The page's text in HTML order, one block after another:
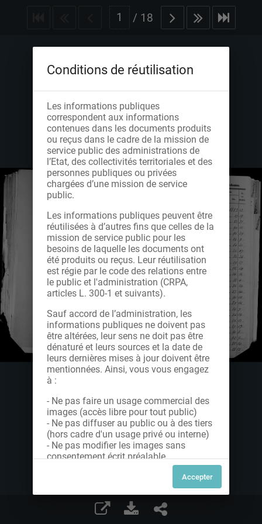
/ 18
Conditions de réutilisation
Les informations publiques
correspondent aux informations
contenues dans les documents produits
ou reçus dans le cadre de la mission de
service public des administrations de
l’Etat, des collectivités territoriales et des
personnes publiques ou privées
chargées d’une mission de service
public.
Les informations publiques peuvent être
réutilisées à d’autres fins que celles de la
mission de service public pour les
besoins de laquelle les documents ont
été produits ou reçus. Leur réutilisation
est régie par le code des relations entre
le public et l'administration (CRPA,
articles L. 300-1 et suivants).
Sauf accord de l’administration, les
informations publiques ne doivent pas
être altérées, leur sens ne doit pas être
dénaturé et leurs sources et la date de
leurs dernières mises à jour doivent être
mentionnées. Ainsi, vous vous engagez
à :
- Ne pas faire un usage commercial des
images (accès libre pour tout public)
- Ne pas diffuser au public ou à des tiers
(hors cadre d'un usage privé ou interne)
- Ne pas modifier les images sans
consentement écrit préalable
Dans le cas contraire, nous vous invitons
à nous contacter afin de solliciter le type
de Licence souhaitée parmi celles
proposées et le cas échéant, acquitter